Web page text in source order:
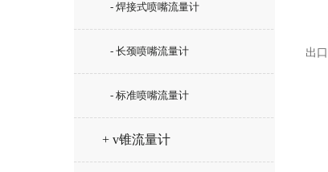
- 焊接式喷嘴流量计
- 长颈喷嘴流量计
- 标准喷嘴流量计
+ v锥流量计
现
出
4